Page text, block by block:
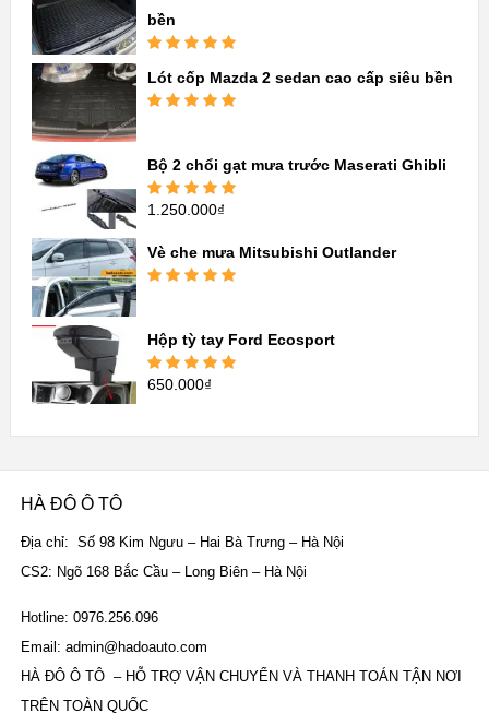
bền
hạng5.005
sao
Lót cốp Mazda 2 sedan cao cấp siêu bền
Bộ 2 chổi gạt mưa trước Maserati Ghibli
Được xếp
1.250.000₫
Vè che mưa Mitsubishi Outlander
Hộp tỳ tay Ford Ecosport
Được xếp
650.000₫
HÀ ĐÔ Ô TÔ
Địa chỉ: Số 98 Kim Ngưu – Hai Bà Trưng – Hà Nội
CS2: Ngõ 168 Bắc Cầu – Long Biên – Hà Nội
Hotline: 0976.256.096
Email: admin@hadoauto.com
HÀ ĐÔ Ô TÔ – HỖ TRỢ VẬN CHUYỂN VÀ THANH TOÁN TẬN NƠI
TRÊN TOÀN QUỐC